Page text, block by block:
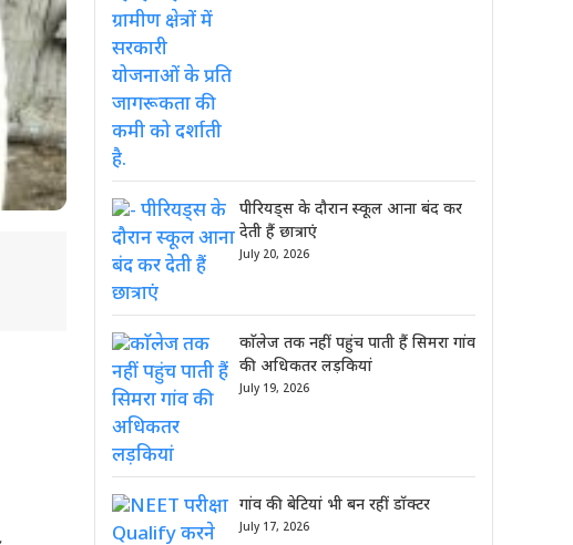
पीरियड्स के दौरान स्कूल आना बंद कर
देती हैं छात्राएं
July 20, 2026
काॅलेज तक नहीं पहुंच पाती हैं सिमरा गांव
की अधिकतर लड़कियां
July 19, 2026
गांव की बेटियां भी बन रहीं डॉक्टर
July 17, 2026